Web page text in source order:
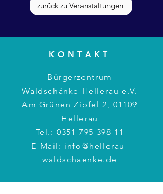
zurück zu Veranstaltungen
KONTAKT
Bürgerzentrum
Waldschänke Hellerau e.V.
Am Grünen Zipfel 2, 01109
Hellerau
Tel.:0351 795 398 11
E-Mail: info@hellerau-
waldschaenke.de